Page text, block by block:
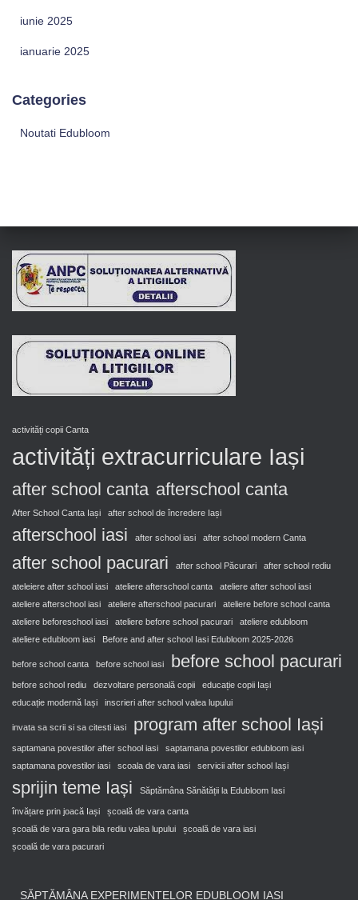
iunie 2025
ianuarie 2025
Categories
Noutati Edubloom
activități copii Canta
activități extracurriculare Iași
after school canta afterschool canta
After School Canta Iași after school de încredere Iași
afterschool iasi after school iasi after school modern Canta
after school pacurari after school Păcurari after school rediu
ateleiere after school iasi ateliere afterschool canta
ateliere after school iasi
ateliere afterschool iasi
ateliere afterschool pacurari
ateliere before school canta
ateliere beforeschool iasi
ateliere before school pacurari
ateliere edubloom
ateliere edubloom iasi
Before and after school Iasi Edubloom 2025-2026
before school canta before school iasi before school pacurari
before school rediu dezvoltare personală copii
educație copii Iași
educație modernă Iași
inscrieri after school valea lupului
invata sa scrii si sa citesti iasi program after school Iași
saptamana povestilor after school iasi
saptamana povestilor edubloom iasi
saptamana povestilor iasi
scoala de vara iasi servicii after school Iași
sprijin teme Iași Săptămâna Sănătății la Edubloom Iasi
învățare prin joacă Iași
școală de vara canta
școală de vara gara bila rediu valea lupului
școală de vara iasi
școală de vara pacurari
SĂPTĂMÂNA EXPERIMENTELOR EDUBLOOM IASI